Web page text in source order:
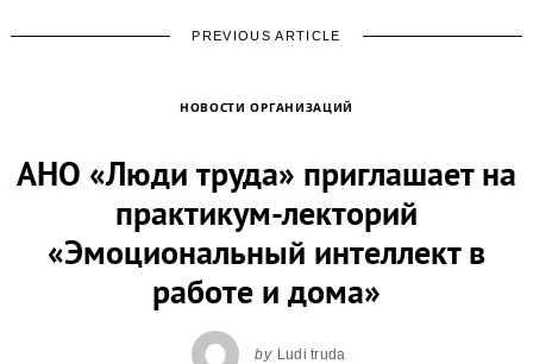
PREVIOUS ARTICLE
НОВОСТИ ОРГАНИЗАЦИЙ
АНО «Люди труда» приглашает на
практикум-лекторий
«Эмоциональный интеллект в
работе и дома»
by Ludi truda